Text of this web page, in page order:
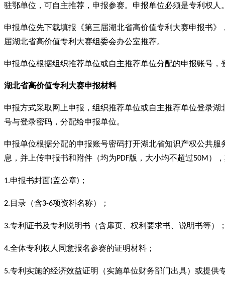
驻鄂单位，可自主推荐，申报参赛。申报单位必须是专利权人
申报单位先下载填报《第三届湖北省高价值专利大赛申报书
届湖北省高价值专利大赛组委会办公室推荐。
申报单位根据组织推荐单位或自主推荐单位分配的申报账号
湖北省高价值专利大赛申报材料
申报方式采取网上申报，组织推荐单位或自主推荐单位登录
号与登录密码，分配给申报单位。
申报单位根据分配的申报账号密码打开湖北省知识产权公共
息，并上传申报书和附件（均为PDF版，大小均不超过50M ）
1.申报书封面(盖公章) ；
2. 目录（含3-6项资料名称）；
3.专利证书及专利说明书（含扉页、权利要求书、说明书等）
4.全体专利权人同意报名参赛的证明材料；
5.专利实施的经济效益证明（实施单位财务部门出具）或提